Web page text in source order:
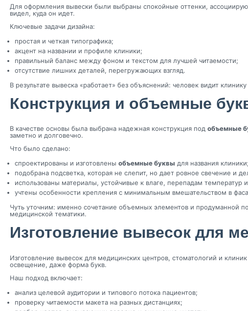
Для оформления вывески были выбраны спокойные оттенки,
видел, куда он идет.
Ключевые задачи дизайна:
простая и четкая типографика;
акцент на названии и профиле клиники;
правильный баланс между фоном и текстом для лучшей читаемости;
отсутствие лишних деталей, перегружающих взгляд.
В результате вывеска «работает» без объяснений: человек видит
Конструкция и объемные
В качестве основы была выбрана надежная конструкция под объемные
заметно и долговечно.
Что было сделано:
спроектированы и изготовлены объемные буквы для названия клиники;
подобрана подсветка, которая не слепит, но дает ровное свечение и
использованы материалы, устойчивые к влаге, перепадам температур
учтены особенности крепления с минимальным вмешательством в
Чуть уточним: именно сочетание объемных элементов и продуманной
медицинской тематики.
Изготовление вывесок для
Изготовление вывесок для медицинских центров, стоматологий и
освещение, даже форма букв.
Наш подход включает:
анализ целевой аудитории и типового потока пациентов;
проверку читаемости макета на разных дистанциях;